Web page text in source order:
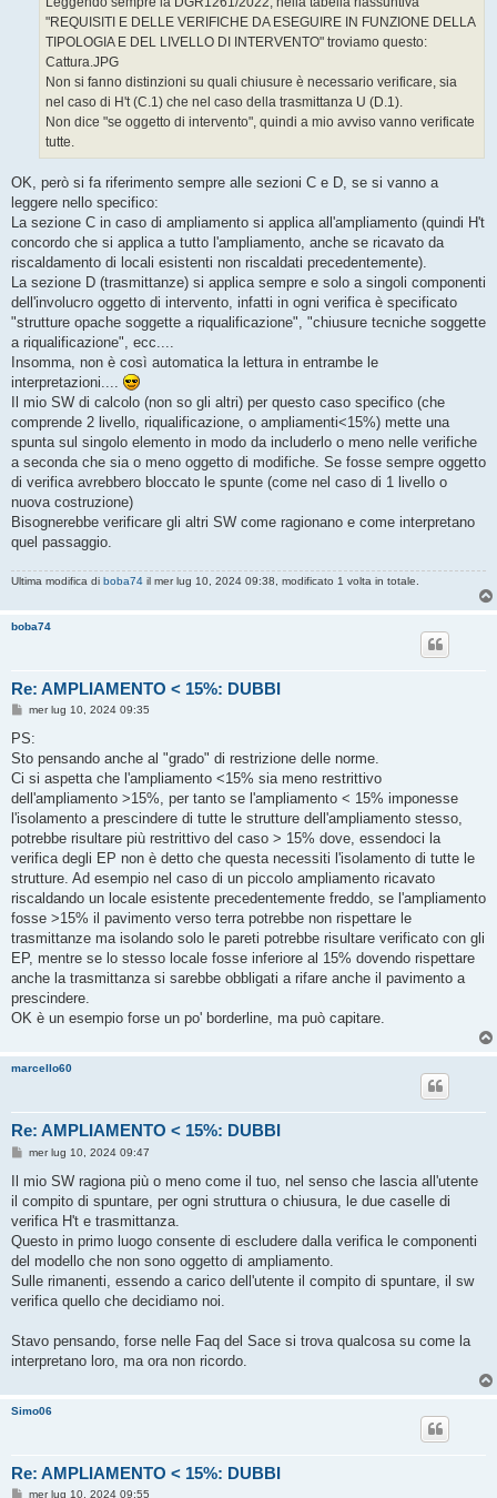
"REQUISITI E DELLE VERIFICHE DA ESEGUIRE IN FUNZIONE DELLA
TIPOLOGIA E DEL LIVELLO DI INTERVENTO" troviamo questo:
Cattura.JPG
Non si fanno distinzioni su quali chiusure è necessario verificare, sia
nel caso di H't (C.1) che nel caso della trasmittanza U (D.1).
Non dice "se oggetto di intervento", quindi a mio avviso vanno verificate
tutte.
OK, però si fa riferimento sempre alle sezioni C e D, se si vanno a
leggere nello specifico:
La sezione C in caso di ampliamento si applica all'ampliamento (quindi H't
concordo che si applica a tutto l'ampliamento, anche se ricavato da
riscaldamento di locali esistenti non riscaldati precedentemente).
La sezione D (trasmittanze) si applica sempre e solo a singoli componenti
dell'involucro oggetto di intervento, infatti in ogni verifica è specificato
"strutture opache soggette a riqualificazione", "chiusure tecniche soggette
a riqualificazione", ecc....
Insomma, non è così automatica la lettura in entrambe le
interpretazioni....
Il mio SW di calcolo (non so gli altri) per questo caso specifico (che
comprende 2 livello, riqualificazione, o ampliamenti<15%) mette una
spunta sul singolo elemento in modo da includerlo o meno nelle verifiche
a seconda che sia o meno oggetto di modifiche. Se fosse sempre oggetto
di verifica avrebbero bloccato le spunte (come nel caso di 1 livello o
nuova costruzione)
Bisognerebbe verificare gli altri SW come ragionano e come interpretano
quel passaggio.
Ultima modifica di boba74 il mer lug 10, 2024 09:38, modificato 1 volta in totale.
boba74
Re: AMPLIAMENTO < 15%: DUBBI
M
s
a
g
i
o
mer lug 10, 2024 09:35
PS:
Sto pensando anche al "grado" di restrizione delle norme.
Ci si aspetta che l'ampliamento <15% sia meno restrittivo
dell'ampliamento >15%, per tanto se l'ampliamento < 15% imponesse
l'isolamento a prescindere di tutte le strutture dell'ampliamento stesso,
potrebbe risultare più restrittivo del caso > 15% dove, essendoci la
verifica degli EP non è detto che questa necessiti l'isolamento di tutte le
strutture. Ad esempio nel caso di un piccolo ampliamento ricavato
riscaldando un locale esistente precedentemente freddo, se l'ampliamento
fosse >15% il pavimento verso terra potrebbe non rispettare le
trasmittanze ma isolando solo le pareti potrebbe risultare verificato con gli
EP, mentre se lo stesso locale fosse inferiore al 15% dovendo rispettare
anche la trasmittanza si sarebbe obbligati a rifare anche il pavimento a
prescindere.
OK è un esempio forse un po' borderline, ma può capitare.
marcello60
Re: AMPLIAMENTO < 15%: DUBBI
M
s
a
g
i
o
mer lug 10, 2024 09:47
Il mio SW ragiona più o meno come il tuo, nel senso che lascia all'utente
il compito di spuntare, per ogni struttura o chiusura, le due caselle di
verifica H't e trasmittanza.
Questo in primo luogo consente di escludere dalla verifica le componenti
del modello che non sono oggetto di ampliamento.
Sulle rimanenti, essendo a carico dell'utente il compito di spuntare, il sw
verifica quello che decidiamo noi.
Stavo pensando, forse nelle Faq del Sace si trova qualcosa su come la
interpretano loro, ma ora non ricordo.
Simo06
Re: AMPLIAMENTO < 15%: DUBBI
Mmer lug 10, 2024 09:55